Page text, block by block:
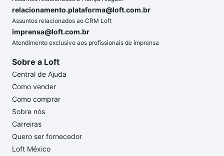
relacionamento.plataforma@loft.com.br
Assuntos relacionados ao CRM Loft
imprensa@loft.com.br
Atendimento exclusivo aos profissionais de imprensa
Sobre a Loft
Central de Ajuda
Como vender
Como comprar
Sobre nós
Carreiras
Quero ser fornecedor
Loft México